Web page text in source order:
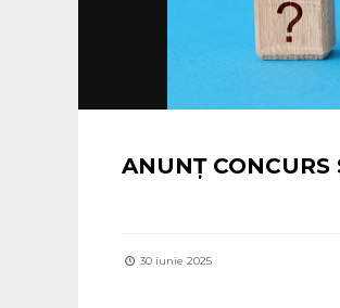
ANUNȚ CONCURS
30 iunie 2025